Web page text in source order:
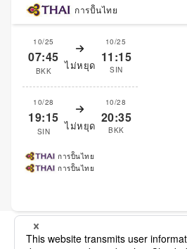
การบิินไทย
10/25
07:45
BKK ไม่หยุด
10/25
11:15
SIN
10/28
19:15
SIN ไม่หยุด
10/28
20:35
BKK
การบิินไทย
การบิินไทย
แสดงผลการค้นหา